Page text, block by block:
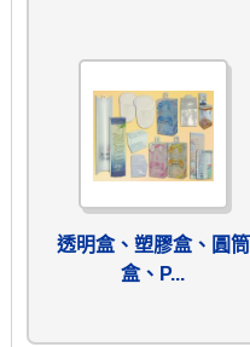
透明盒、塑膠盒、圓筒
盒、P...